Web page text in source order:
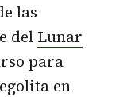
las
del Lunar
para
en